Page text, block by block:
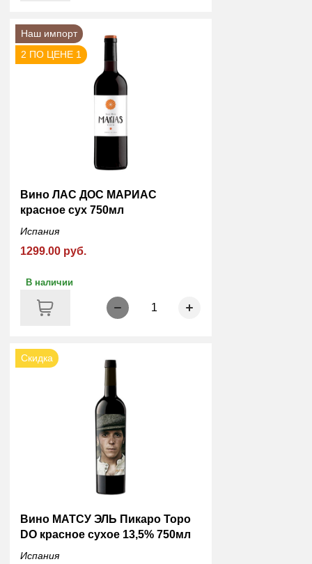
Наш импорт
2 ПО ЦЕНЕ 1
Вино ЛАС ДОС МАРИАС
красное сух 750мл
Испания
1299.00 руб.
В наличии
1
Скидка
Вино МАТСУ ЭЛЬ Пикаро Торо
DO красное сухое 13,5% 750мл
Испания